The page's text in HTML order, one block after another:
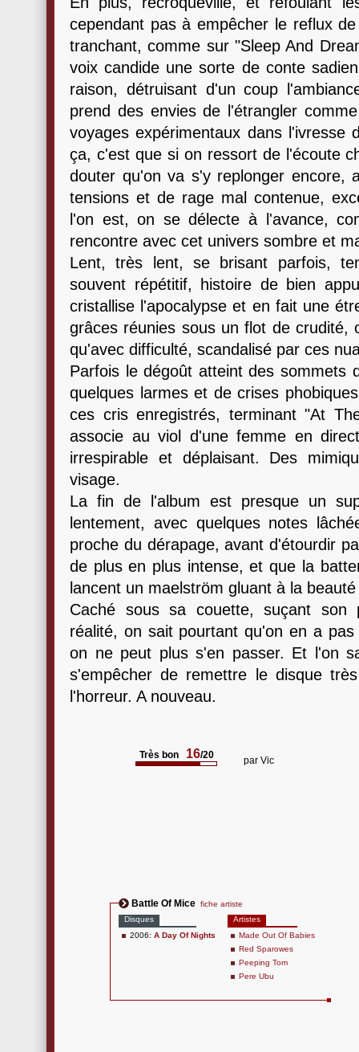
cependant pas à empêcher le reflux
tranchant, comme sur "Sleep And
voix candide une sorte de conte
raison, détruisant d'un coup
prend des envies de l'étrangler
voyages expérimentaux dans
ça, c'est que si on ressort de l'écoute
douter qu'on va s'y replonger encore,
tensions et de rage mal contenue,
l'on est, on se délecte à l'avance,
rencontre avec cet univers sombre et
Lent, très lent, se brisant parfois,
souvent répétitif, histoire de bien
cristallise l'apocalypse et en fait une
grâces réunies sous un flot de crudité,
qu'avec difficulté, scandalisé par ces
Parfois le dégoût atteint des sommets
quelques larmes et de crises
ces cris enregistrés, terminant "At
associe au viol d'une femme en
irrespirable et déplaisant. Des
visage.
La fin de l'album est presque un
lentement, avec quelques notes
proche du dérapage, avant d'étourdir
de plus en plus intense, et que la
lancent un maelström gluant à la
Caché sous sa couette, suçant son
réalité, on sait pourtant qu'on en a
on ne peut plus s'en passer. Et l'on
s'empêcher de remettre le disque
l'horreur. A nouveau.
Très bon 16/20 par Vic
Battle Of Mice fiche artiste
Disques
2006: A Day Of Nights
Artistes
Made Out Of Babies
Red Sparowes
Peeping Tom
Pere Ubu